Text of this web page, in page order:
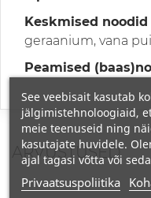
Keskmised noodid
geraanium, vana
Peamised
ARVUSTUSED
See veebisait kasutab
jälgimistehnoloogiaid,
meie teenuseid ning
kasutajate huvidele.
ajal tagasi võtta või
Privaatsuspoliitika